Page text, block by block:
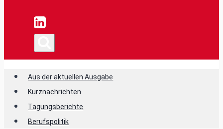
Aus der aktuellen Ausgabe
Kurznachrichten
Tagungsberichte
Berufspolitik